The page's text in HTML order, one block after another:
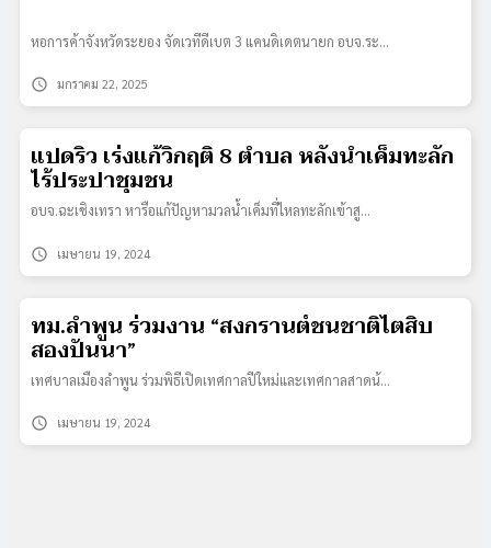
หอการค้าจังหวัดระยอง จัดเวทีดีเบต 3 แคนดิเดตนายก อบจ.ระ…
schedule มกราคม 22, 2025
แปดริ้ว เร่งแก้วิกฤติ 8 ตำบล หลังน้ำเค็มทะลัก
ไร้ประปาชุมชน
อบจ.ฉะเชิงเทรา หารือแก้ปัญหามวลน้ำเค็มที่ไหลทะลักเข้าสู…
schedule เมษายน 19, 2024
ทม.ลำพูน ร่วมงาน “สงกรานต์ชนชาติไตสิบ
สองปันนา”
เทศบาลเมืองลำพูน ร่วมพิธีเปิดเทศกาลปีใหม่และเทศกาลสาดน้…
schedule เมษายน 19, 2024